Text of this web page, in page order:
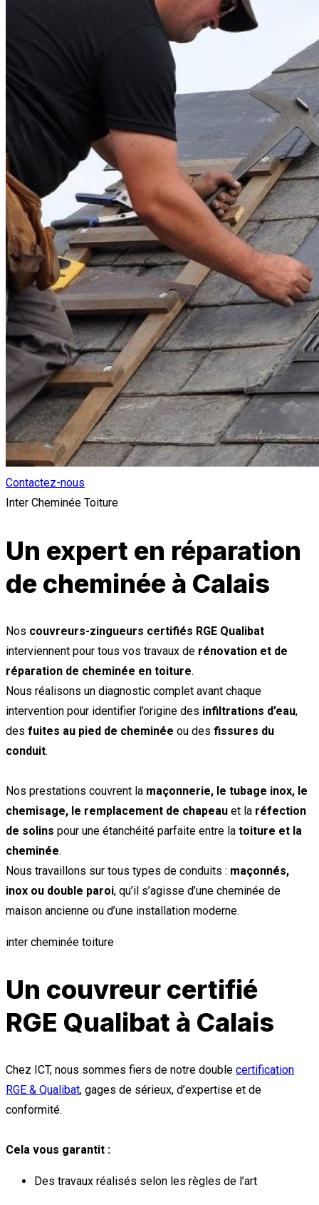
Contactez-nous
Inter Cheminée Toiture
Un expert en réparation
de cheminée à Calais
Nos couvreurs-zingueurs certifiés RGE Qualibat
interviennent pour tous vos travaux de rénovation et de
réparation de cheminée en toiture.
Nous réalisons un diagnostic complet avant chaque
intervention pour identifier l’origine des infiltrations d’eau,
des fuites au pied de cheminée ou des fissures du
conduit.
Nos prestations couvrent la maçonnerie, le tubage inox, le
chemisage, le remplacement de chapeau et la réfection
de solins pour une étanchéité parfaite entre la toiture et la
cheminée.
Nous travaillons sur tous types de conduits : maçonnés,
inox ou double paroi, qu’il s’agisse d’une cheminée de
maison ancienne ou d’une installation moderne.
inter cheminée toiture
Un couvreur certifié
RGE Qualibat à Calais
Chez ICT, nous sommes fiers de notre double certification
RGE & Qualibat, gages de sérieux, d’expertise et de
conformité.
Cela vous garantit :
Des travaux réalisés selon les règles de l’art